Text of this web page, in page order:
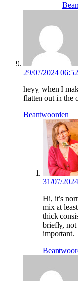
29/07/2024 06:52
heyy, when I
flatten out in the
Beantwoorden
31/07/
Hi, it’s
mix at
thick
briefly, not
important.